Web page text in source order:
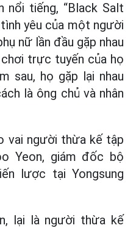
tiếng, “Black Salt
yêu của một người
nữ lần đầu gặp nhau
trực tuyến của họ
sau, họ gặp lại nhau
là ông chủ và nhân
vai người thừa kế tập
Yeon, giám đốc bộ
lược tại Yongsung
lại là người thừa kế